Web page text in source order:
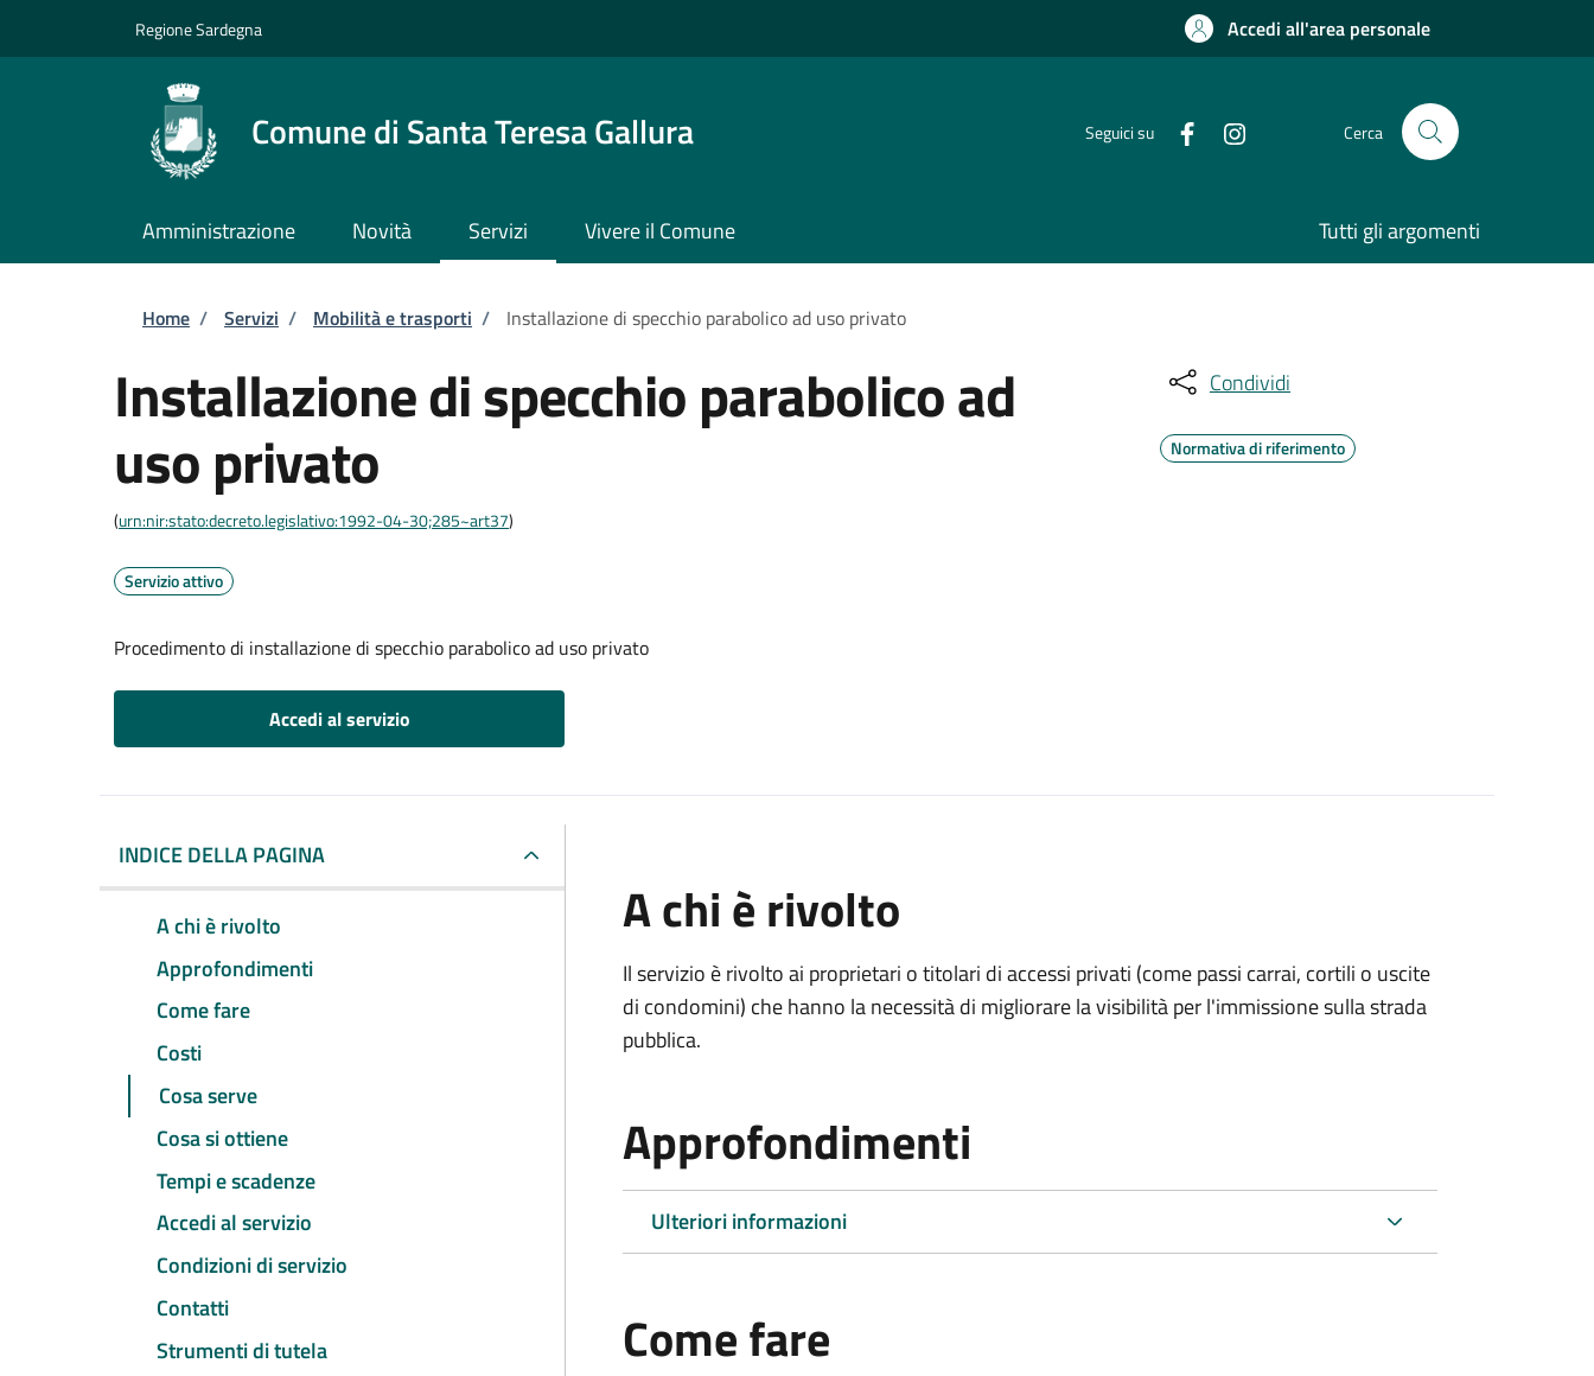
Regione Sardegna Accedi all'area personale
Comune di Santa Teresa Gallura Seguici su Cerca
Amministrazione Novità Servizi Vivere il Comune Tutti gli argomenti
Briciole di pane
Home / Servizi / Mobilità e trasporti / Installazione di specchio parabolico ad uso privato
Installazione di specchio parabolico ad
uso privato
(urn:nir:stato:decreto.legislativo:1992-04-30;285~art37)
Servizio attivo
Procedimento di installazione di specchio parabolico ad uso privato
Accedi al servizio
Condividi
Normativa di riferimento
INDICE DELLA PAGINA
A chi è rivolto
Approfondimenti
Come fare
Costi
Cosa serve
Cosa si ottiene
Tempi e scadenze
Accedi al servizio
Condizioni di servizio
Contatti
Strumenti di tutela
A chi è rivolto
Il servizio è rivolto ai proprietari o titolari di accessi privati (come passi carrai, cortili o uscite
di condomini) che hanno la necessità di migliorare la visibilità per l'immissione sulla strada
pubblica.
Approfondimenti
Ulteriori informazioni
Come fare